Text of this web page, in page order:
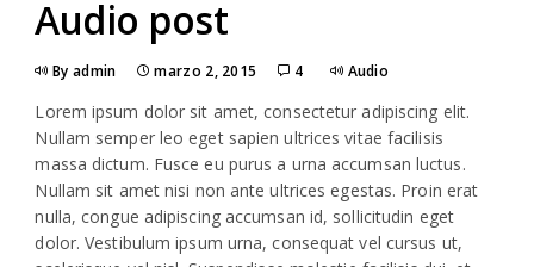
Audio post
By admin marzo 2, 2015 4 Audio
Lorem ipsum dolor sit amet, consectetur adipiscing elit.
Nullam semper leo eget sapien ultrices vitae facilisis
massa dictum. Fusce eu purus a urna accumsan luctus.
Nullam sit amet nisi non ante ultrices egestas. Proin erat
nulla, congue adipiscing accumsan id, sollicitudin eget
dolor. Vestibulum ipsum urna, consequat vel cursus ut,